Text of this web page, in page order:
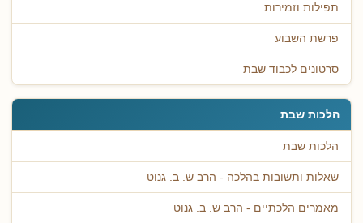
תפילות וזמירות
פרשת השבוע
סרטונים לכבוד שבת
הלכות שבת
הלכות שבת
שאלות ותשובות בהלכה - הרב ש. ב. גנוט
מאמרים הלכתיים - הרב ש. ב. גנוט